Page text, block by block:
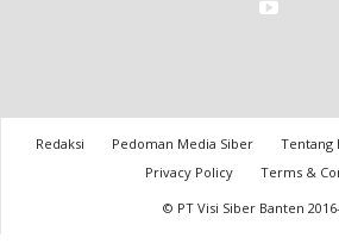
Redaksi Pedoman Media Siber Tentang
Privacy Policy
Terms &
© PT Visi Siber Banten